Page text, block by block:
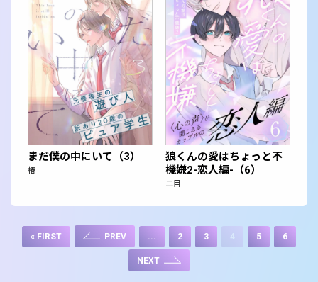
まだ僕の中にいて（3）
椿
狼くんの愛はちょっと不
機嫌2-恋人編-（6）
二目
« FIRST PREV ... 2 3 4 5 6
NEXT